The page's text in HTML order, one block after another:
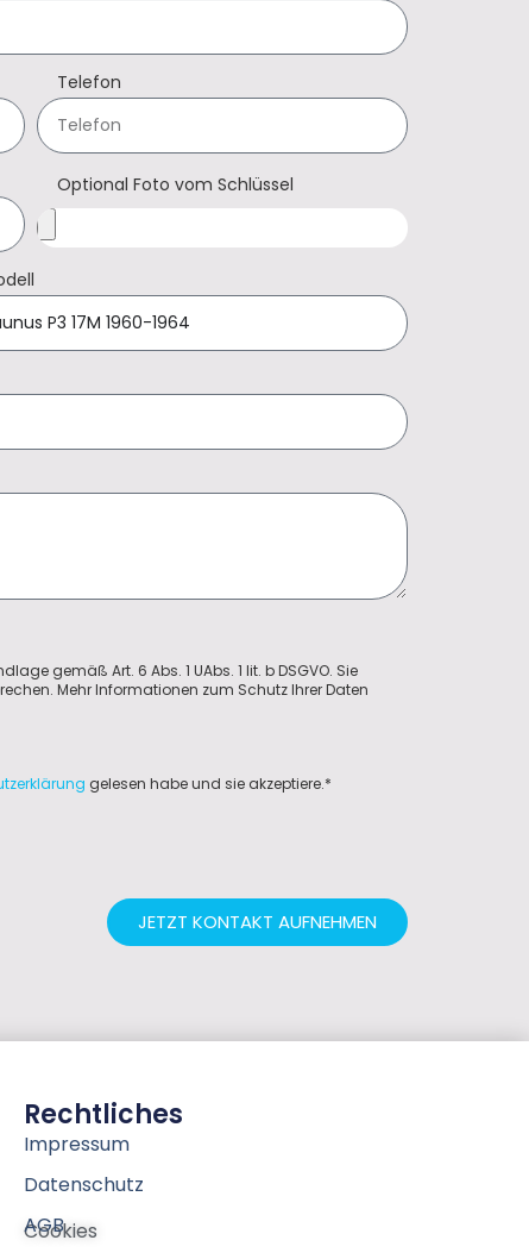
Telefon
Optional Foto vom Schlüssel
gemäß Art. 6 Abs. 1 UAbs. 1 lit. b DSGVO. Sie
Mehr Informationen zum Schutz Ihrer Daten
gelesen habe und sie akzeptiere.*
JETZT KONTAKT AUFNEHMEN
Rechtliches
Impressum
Datenschutz
AGB
Cookies